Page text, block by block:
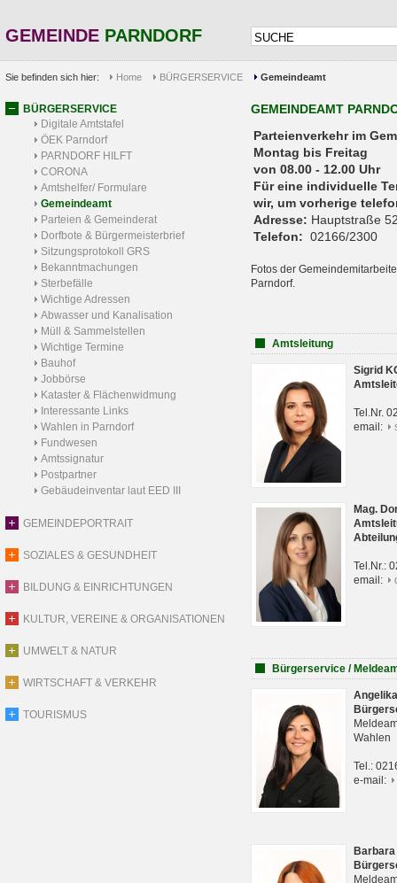
GEMEINDE PARNDORF
Sie befinden sich hier: Home BÜRGERSERVICE Gemeindeamt
BÜRGERSERVICE
Digitale Amtstafel
ÖEK Parndorf
PARNDORF HILFT
CORONA
Amtshelfer/ Formulare
Gemeindeamt
Parteien & Gemeinderat
Dorfbote & Bürgermeisterbrief
Sitzungsprotokoll GRS
Bekanntmachungen
Sterbefälle
Wichtige Adressen
Abwasser und Kanalisation
Müll & Sammelstellen
Wichtige Termine
Bauhof
Jobbörse
Kataster & Flächenwidmung
Interessante Links
Wahlen in Parndorf
Fundwesen
Amtssignatur
Postpartner
Gebäudeinventar laut EED III
GEMEINDEPORTRAIT
SOZIALES & GESUNDHEIT
BILDUNG & EINRICHTUNGEN
KULTUR, VEREINE & ORGANISATIONEN
UMWELT & NATUR
WIRTSCHAFT & VERKEHR
TOURISMUS
GEMEINDEAMT
Parteienverkehr
Montag bis Freitag
von 08.00 - 12.00 Uhr
Für eine individuelle
wir, um vorherige
Adresse: Hauptstraße
Telefon: 02166/2300
Fotos der
Parndorf.
Amtsleitung
Sigrid
Tel.Nr.
email:
Mag.
Tel.Nr.:
email:
Bürgerservice /
Wahlen
Tel.:
e-mail: